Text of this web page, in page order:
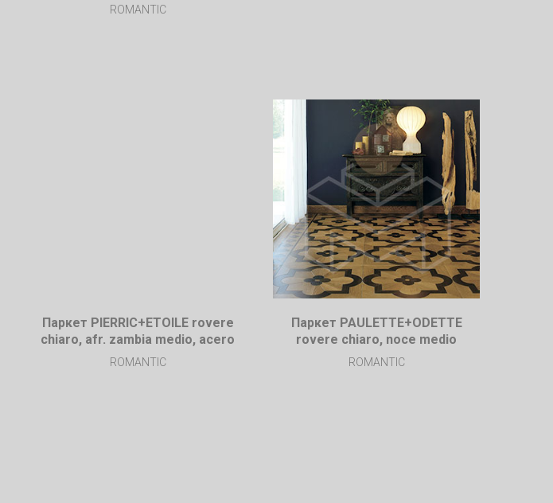
ROMANTIC
Паркет PIERRIC+ETOILE rovere
chiaro, afr. zambia medio, acero
ROMANTIC
Паркет PAULETTE+ODETTE
rovere chiaro, noce medio
ROMANTIC